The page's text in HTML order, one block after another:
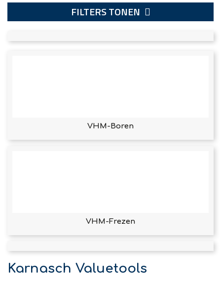
FILTERS TONEN
VHM-Boren
VHM-Frezen
Karnasch Valuetools